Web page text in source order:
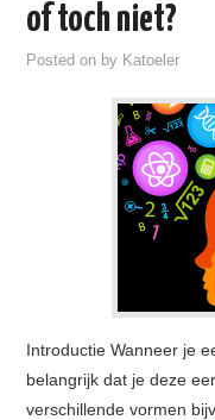
of toch niet?
Posted on by Katoeler
Introductie Wanneer je
belangrijk dat je deze
verschillende vormen